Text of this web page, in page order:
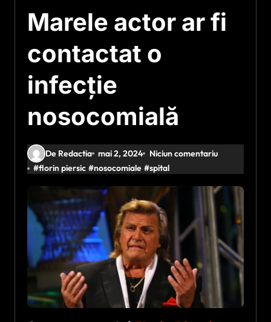
Marele actor ar fi
contactat o
infecție
nosocomială
De Redactia mai 2, 2024
Niciun comentariu
#florin piersic #nosocomiale #spital